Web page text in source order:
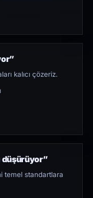
kalıcı çözeriz.
düşürüyor”
temel standartlara